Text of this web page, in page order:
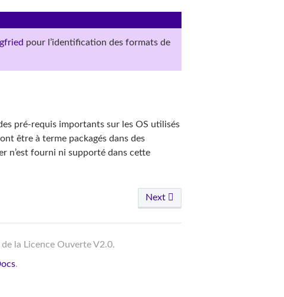
pour l’identification des formats de
pré-requis importants sur les OS utilisés
être à terme packagés dans des
n’est fourni ni supporté dans cette
Next
la Licence Ouverte V2.0.
.